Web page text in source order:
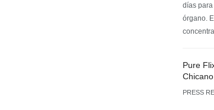
días
órgano.
Pure
PRESS